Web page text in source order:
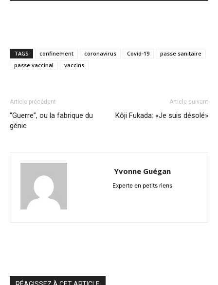
TAGS confinement coronavirus Covid-19
passe sanitaire
passe vaccinal
vaccins
Article précédent
“Guerre”, ou la fabrique du
génie
Article suivant
Kôji Fukada: «Je suis désolé»
Yvonne Guégan
Experte en petits riens